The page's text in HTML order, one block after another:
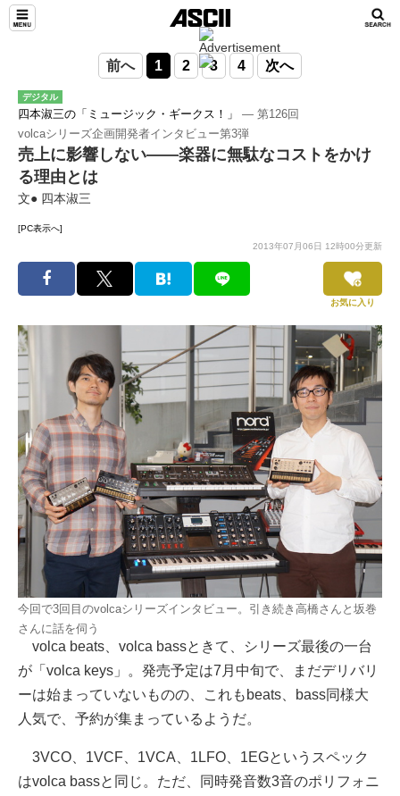
前へ 1 2 3 4 次へ
デジタル
四本淑三の「ミュージック・ギークス！」 ― 第126回
volcaシリーズ企画開発者インタビュー第3弾
売上に影響しない――楽器に無駄なコストをかけ
る理由とは
文● 四本淑三
[PC表示へ]
2013年07月06日 12時00分更新
お気に入り
今回で3回目のvolcaシリーズインタビュー。引き続き高橋さんと坂巻
さんに話を伺う
volca beats、volca bassときて、シリーズ最後の一台
が「volca keys」。発売予定は7月中旬で、まだデリバリ
ーは始まっていないものの、これもbeats、bass同様大
人気で、予約が集まっているようだ。
3VCO、1VCF、1VCA、1LFO、1EGというスペック
はvolca bassと同じ。ただ、同時発音数3音のポリフォニ